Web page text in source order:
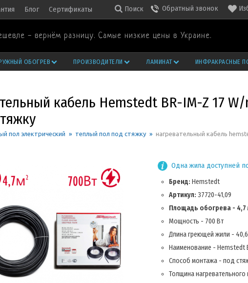
Блог Сертификаты Обратный звонок
Поиск
- вернём разницу. Самые низкие цены в Украине.
ОБОГРЕВ ПРОИЗВОДИТЕЛИ ЛАМИНАТ ИНФРАКРАСНЫЕ
кабель Hemstedt BR-IM-Z 17
пол электрический » теплый пол под стяжку » нагревательный кабель
Одна жила доступней
Бренд: Hemstedt
Артикул: 37720-41,09
Площадь обогрева - 4,7
Мощность - 700 Вт
Длина греющей жили -
Наименование - Hemstedt
Способ монтажа - под
Толщина